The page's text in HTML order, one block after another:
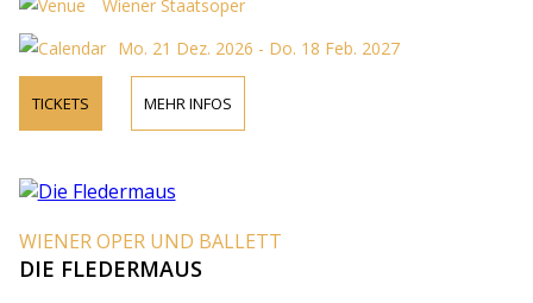
Wiener Staatsoper
Mo. 21 Dez. 2026 - Do. 18 Feb. 2027
TICKETS MEHR INFOS
WIENER OPER UND BALLETT
DIE FLEDERMAUS